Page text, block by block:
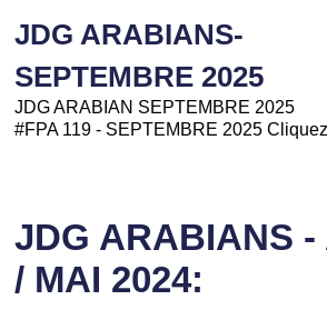
JDG ARABIANS-
SEPTEMBRE 2025
JDG ARABIAN SEPTEMBRE 2025
#FPA 119 - SEPTEMBRE 2025 Cliquez
JDG ARABIANS -
/ MAI 2024: